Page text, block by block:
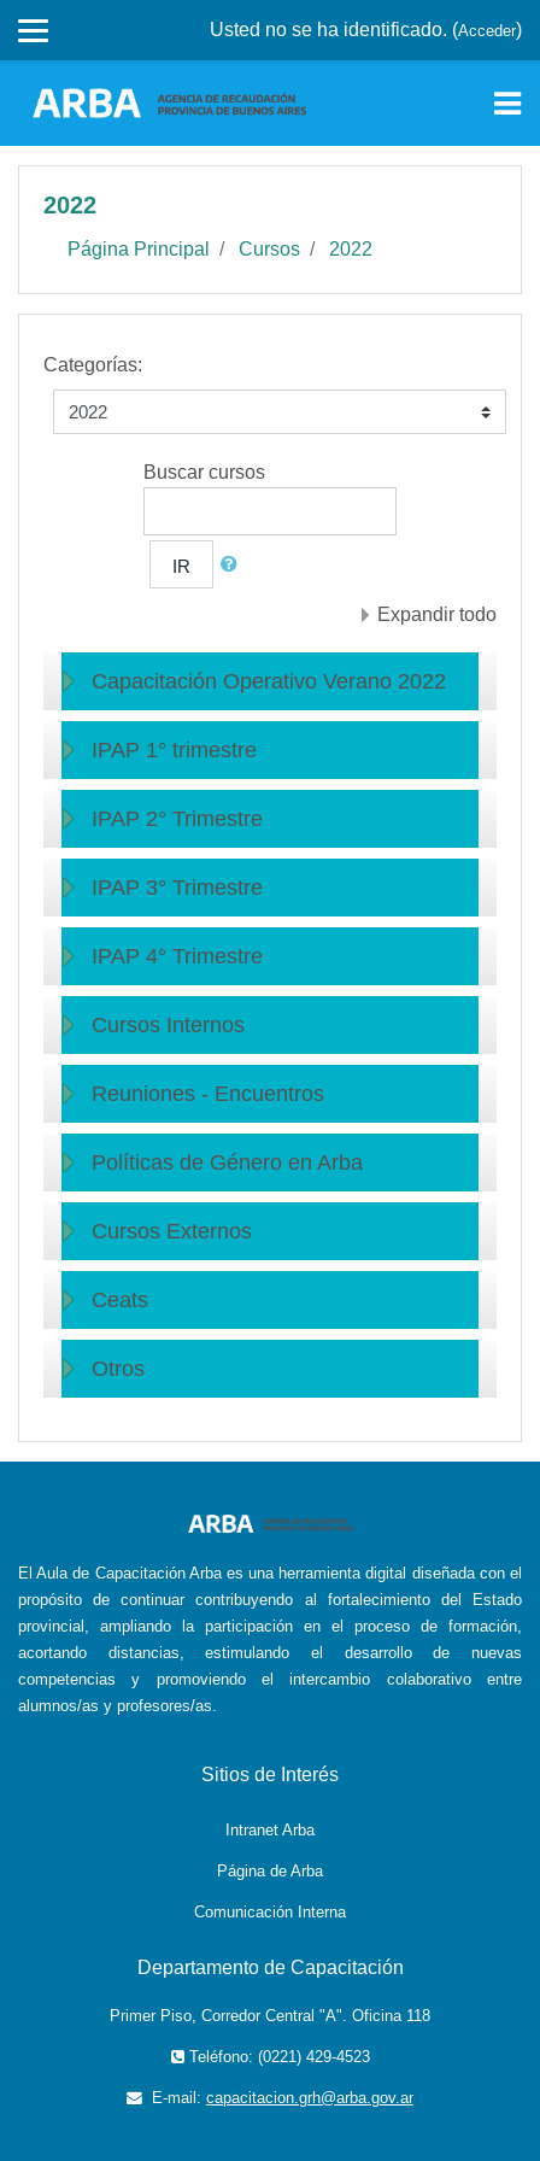
Usted no se ha identificado. (Acceder)
2022
Página Principal Cursos 2022
Categorías:
Buscar cursos
IR
Expandir todo
Capacitación Operativo Verano 2022
IPAP 1° trimestre
IPAP 2° Trimestre
IPAP 3° Trimestre
IPAP 4° Trimestre
Cursos Internos
Reuniones - Encuentros
Políticas de Género en Arba
Cursos Externos
Ceats
Otros
El Aula de Capacitación Arba es una herramienta digital diseñada con el
propósito de continuar contribuyendo al fortalecimiento del Estado
provincial, ampliando la participación en el proceso de formación,
acortando distancias, estimulando el desarrollo de nuevas
competencias y promoviendo el intercambio colaborativo entre
alumnos/as y profesores/as.
Sitios de Interés
Intranet Arba
Página de Arba
Comunicación Interna
Departamento de Capacitación
Primer Piso, Corredor Central "A". Oficina 118
Teléfono: (0221) 429-4523
E-mail: capacitacion.grh@arba.gov.ar